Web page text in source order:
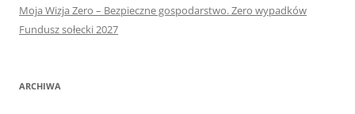
Moja Wizja Zero – Bezpieczne gospodarstwo. Zero wypadków
Fundusz sołecki 2027
ARCHIWA